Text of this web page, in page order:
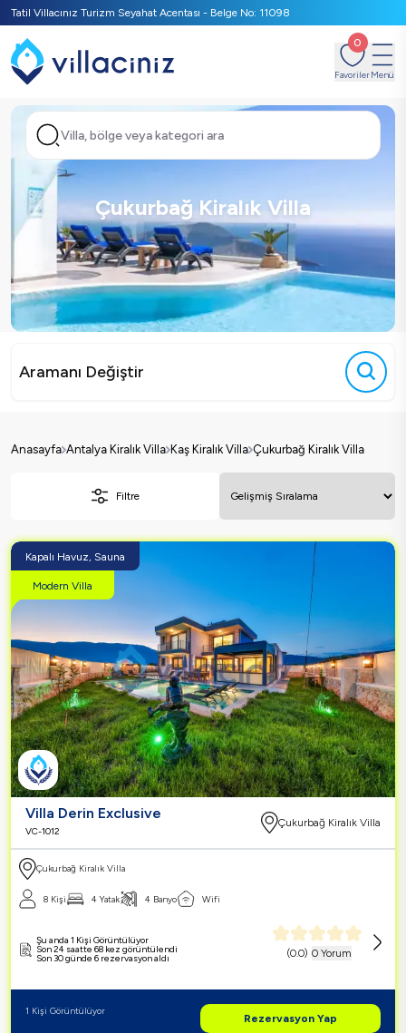
Tatil Villacınız Turizm Seyahat Acentası - Belge No: 11098
0
FavorilerMenü
Villa, bölge veya kategori ara
Çukurbağ Kiralık Villa
Aramanı Değiştir
Anasayfa Antalya Kiralık Villa Kaş Kiralık Villa Çukurbağ Kiralık Villa
Filtre
Kapalı Havuz, Sauna
Modern Villa
Villa Derin Exclusive
VC-1012
Çukurbağ Kiralık Villa
Çukurbağ Kiralık Villa
8 Kişi 4 Yatak 4 Banyo Wifi
(0.0) 0 Yorum
Şu anda 1 Kişi Görüntülüyor
Son 24 saatte 68 kez görüntülendi
Son 30 günde 6 rezervasyon aldı
1 Kişi Görüntülüyor
Rezervasyon Yap